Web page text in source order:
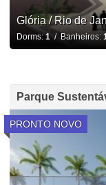
Glória / Rio de
Dorms:1/ Banheiros:
Parque
PRONTO NOVO